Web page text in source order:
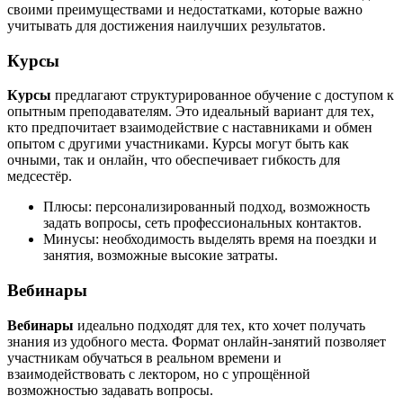
своими преимуществами и недостатками, которые важно
учитывать для достижения наилучших результатов.
Курсы
Курсы предлагают структурированное обучение с доступом к
опытным преподавателям. Это идеальный вариант для тех,
кто предпочитает взаимодействие с наставниками и обмен
опытом с другими участниками. Курсы могут быть как
очными, так и онлайн, что обеспечивает гибкость для
медсестёр.
Плюсы: персонализированный подход, возможность
задать вопросы, сеть профессиональных контактов.
Минусы: необходимость выделять время на поездки и
занятия, возможные высокие затраты.
Вебинары
Вебинары идеально подходят для тех, кто хочет получать
знания из удобного места. Формат онлайн-занятий позволяет
участникам обучаться в реальном времени и
взаимодействовать с лектором, но с упрощённой
возможностью задавать вопросы.